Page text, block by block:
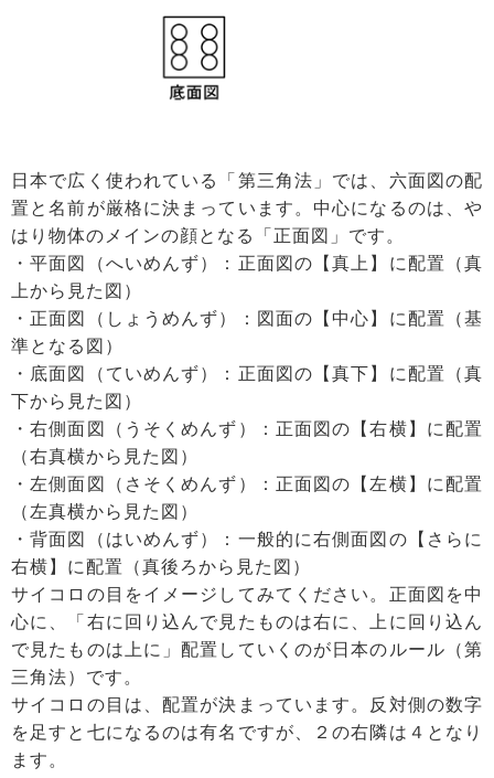
日本で広く使われている「第三角法」では、六面図の配
置と名前が厳格に決まっています。中心になるのは、や
はり物体のメインの顔となる「正面図」です。
・平面図（へいめんず）：正面図の【真上】に配置（真
上から見た図）
・正面図（しょうめんず）：図面の【中心】に配置（基
準となる図）
・底面図（ていめんず）：正面図の【真下】に配置（真
下から見た図）
・右側面図（うそくめんず）：正面図の【右横】に配置
（右真横から見た図）
・左側面図（さそくめんず）：正面図の【左横】に配置
（左真横から見た図）
・背面図（はいめんず）：一般的に右側面図の【さらに
右横】に配置（真後ろから見た図）
サイコロの目をイメージしてみてください。正面図を中
心に、「右に回り込んで見たものは右に、上に回り込ん
で見たものは上に」配置していくのが日本のルール（第
三角法）です。
サイコロの目は、配置が決まっています。反対側の数字
を足すと七になるのは有名ですが、２の右隣は４となり
ます。